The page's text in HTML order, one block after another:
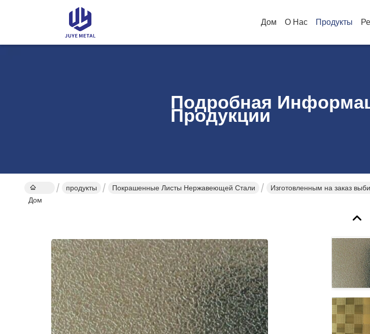
Дом О Нас Продукты
Подробная
Продукции
Дом
продукты Покрашенные Листы Нержавеющей Стали
Изготовленным на заказ